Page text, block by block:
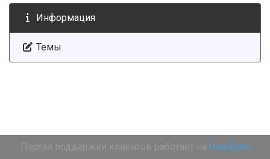
Информация
Темы
Портал поддержки клиентов работает на UserEcho